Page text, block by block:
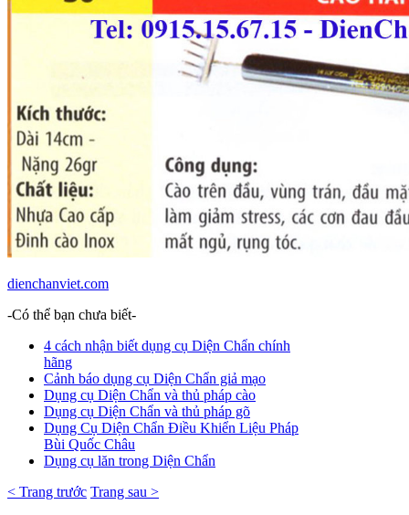
dienchanviet.com
-Có thể bạn chưa biết-
4 cách nhận biết dụng cụ Diện Chẩn chính
hãng
Cảnh báo dụng cụ Diện Chẩn giả mạo
Dụng cụ Diện Chẩn và thủ pháp cào
Dụng cụ Diện Chẩn và thủ pháp gõ
Dụng Cụ Diện Chẩn Điều Khiển Liệu Pháp
Bùi Quốc Châu
Dụng cụ lăn trong Diện Chẩn
< Trang trước Trang sau >